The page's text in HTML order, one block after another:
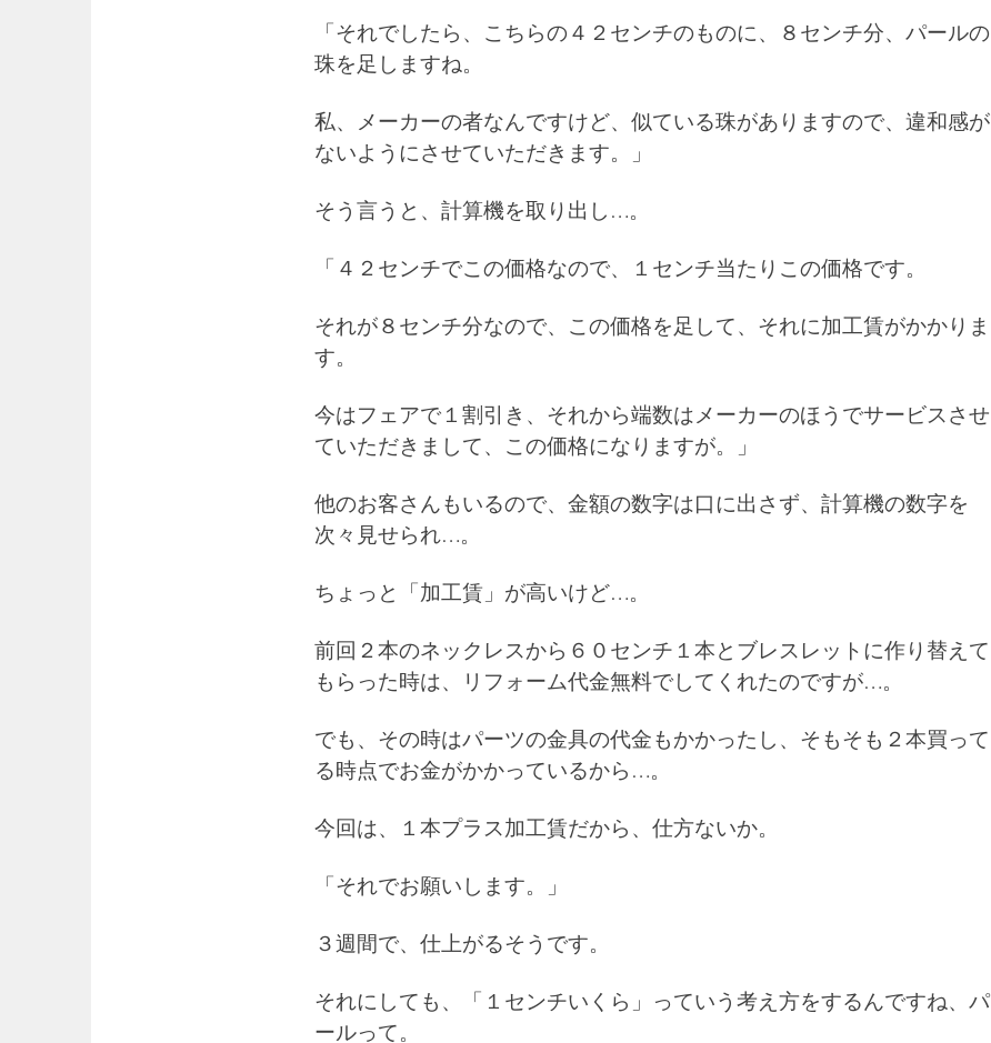
「それでしたら、こちらの４２センチのものに、８センチ分、パールの
珠を足しますね。
私、メーカーの者なんですけど、似ている珠がありますので、違和感が
ないようにさせていただきます。」
そう言うと、計算機を取り出し…。
「４２センチでこの価格なので、１センチ当たりこの価格です。
それが８センチ分なので、この価格を足して、それに加工賃がかかりま
す。
今はフェアで１割引き、それから端数はメーカーのほうでサービスさせ
ていただきまして、この価格になりますが。」
他のお客さんもいるので、金額の数字は口に出さず、計算機の数字を
次々見せられ…。
ちょっと「加工賃」が高いけど…。
前回２本のネックレスから６０センチ１本とブレスレットに作り替えて
もらった時は、リフォーム代金無料でしてくれたのですが…。
でも、その時はパーツの金具の代金もかかったし、そもそも２本買って
る時点でお金がかかっているから…。
今回は、１本プラス加工賃だから、仕方ないか。
「それでお願いします。」
３週間で、仕上がるそうです。
それにしても、「１センチいくら」っていう考え方をするんですね、パ
ールって。